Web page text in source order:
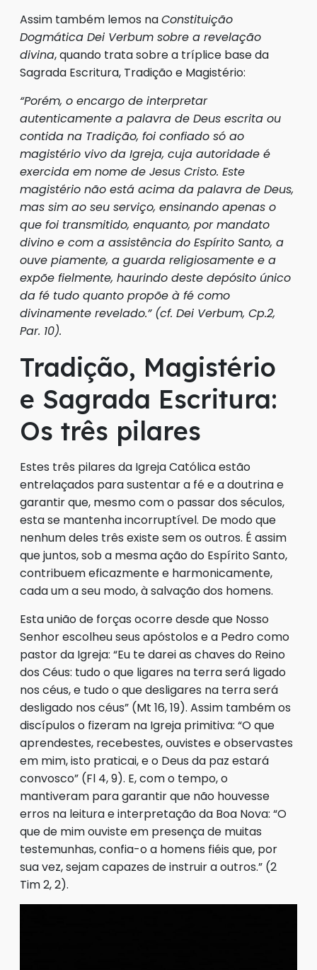
Assim também lemos naConstituição
Dogmática Dei Verbum sobre a revelação
divina, quando trata sobre a tríplice base da
Sagrada Escritura, Tradição e Magistério:
“Porém, o encargo de interpretar
autenticamente a palavra de Deus escrita ou
contida na Tradição, foi confiado só ao
magistério vivo da Igreja, cuja autoridade é
exercida em nome de Jesus Cristo. Este
magistério não está acima da palavra de Deus,
mas sim ao seu serviço, ensinando apenas o
que foi transmitido, enquanto, por mandato
divino e com a assistência do Espírito Santo, a
ouve piamente, a guarda religiosamente e a
expõe fielmente, haurindo deste depósito único
da fé tudo quanto propõe à fé como
divinamente revelado.” (cf. Dei Verbum, Cp.2,
Par. 10).
Tradição, Magistério
e Sagrada Escritura:
Os três pilares
Estes três pilares da Igreja Católica estão
entrelaçados para sustentar a fé e a doutrina e
garantir que, mesmo com o passar dos séculos,
esta se mantenha incorruptível. De modo que
nenhum deles três existe sem os outros. É assim
que juntos, sob a mesma ação do Espírito Santo,
contribuem eficazmente e harmonicamente,
cada um a seu modo, à salvação dos homens.
Esta união de forças ocorre desde que Nosso
Senhor escolheu seus apóstolos e a Pedro como
pastor da Igreja: “Eu te darei as chaves do Reino
dos Céus: tudo o que ligares na terra será ligado
nos céus, e tudo o que desligares na terra será
desligado nos céus” (Mt 16, 19). Assim também os
discípulos o fizeram na Igreja primitiva: “O que
aprendestes, recebestes, ouvistes e observastes
em mim, isto praticai, e o Deus da paz estará
convosco” (Fl 4, 9). E, com o tempo, o
mantiveram para garantir que não houvesse
erros na leitura e interpretação da Boa Nova: “O
que de mim ouviste em presença de muitas
testemunhas, confia-o a homens fiéis que, por
sua vez, sejam capazes de instruir a ou­tros.” (2
Tim 2, 2).